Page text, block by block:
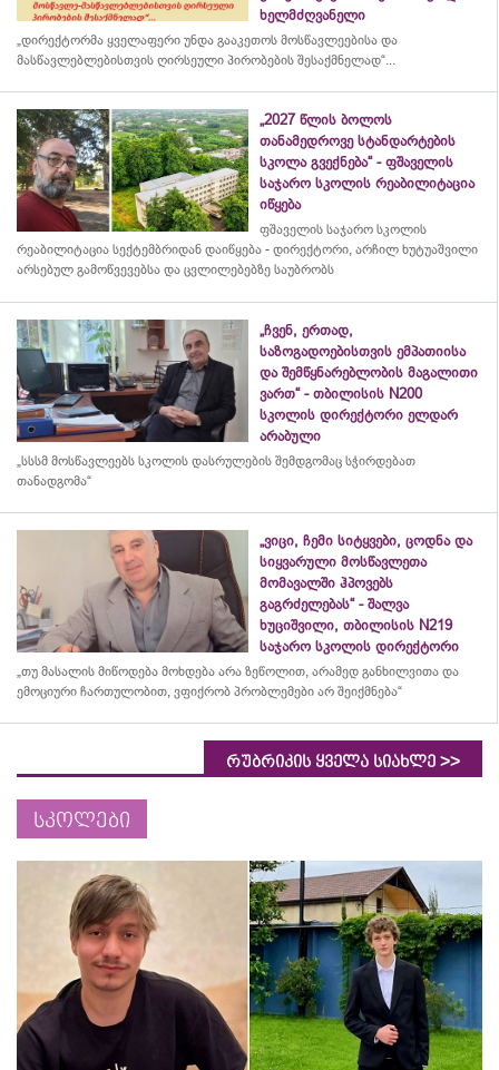
ხელმძღვანელი
„დირექტორმა ყველაფერი უნდა გააკეთოს მოსწავლეებისა და
მასწავლებლებისთვის ღირსეული პირობების შესაქმნელად“...
„2027 წლის ბოლოს
თანამედროვე სტანდარტების
სკოლა გვექნება“ - ფშაველის
საჯარო სკოლის რეაბილიტაცია
იწყება
ფშაველის საჯარო სკოლის
რეაბილიტაცია სექტემბრიდან დაიწყება - დირექტორი, არჩილ ხუტუაშვილი
არსებულ გამოწვევებსა და ცვლილებებზე საუბრობს
„ჩვენ, ერთად,
საზოგადოებისთვის ემპათიისა
და შემწყნარებლობის მაგალითი
ვართ“ - თბილისის N200
სკოლის დირექტორი ელდარ
არაბული
„სსსმ მოსწავლეებს სკოლის დასრულების შემდგომაც სჭირდებათ
თანადგომა“
„ვიცი, ჩემი სიტყვები, ცოდნა და
სიყვარული მოსწავლეთა
მომავალში ჰპოვებს
გაგრძელებას“ - შალვა
ხუციშვილი, თბილისის N219
საჯარო სკოლის დირექტორი
„თუ მასალის მიწოდება მოხდება არა ზეწოლით, არამედ განხილვითა და
ემოციური ჩართულობით, ვფიქრობ პრობლემები არ შეიქმნება“
რუბრიკის ყველა სიახლე >>
სკოლები